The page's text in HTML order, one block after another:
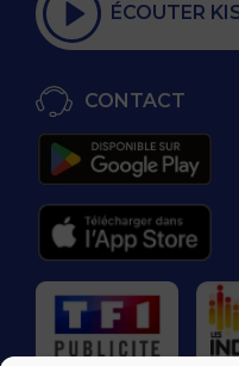
ÉCOUTER
CONTACT